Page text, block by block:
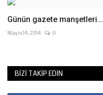
Günün gazete manşetleri...
Mayıs 14, 2014 0
BIZI TAKIP EDIN